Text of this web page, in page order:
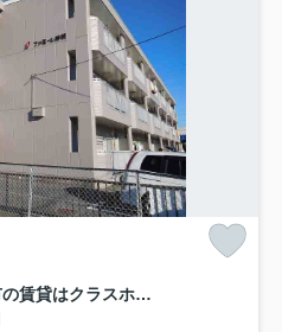
ファミール神明 刈谷市の賃貸はクラスホーム刈谷店